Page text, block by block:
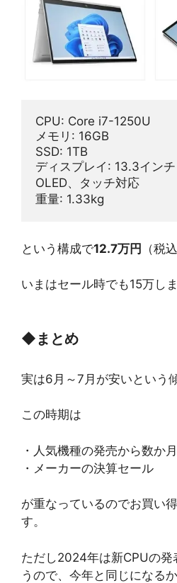
CPU: Core i7-1250U
メモリ: 16GB
SSD: 1TB
ディスプレイ: 13.3イン
OLED、タッチ対応
重量: 1.33kg
という構成で12.7万円 （税
いまはセール時でも15万しま
◆ まとめ
実は6月～7月が安いという
この時期は
・人気機種の発売から数か
・メーカーの決算セール
が重なっているのでお買い
す。
ただし2024年は新CPUの発
うので、今年と同じになる